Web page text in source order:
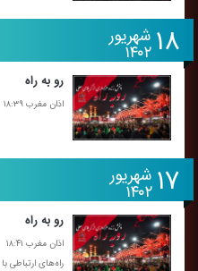
۱۸ شهریور
۱۴۰۲
رو به راه
اذان مغرب ۱۸:۳۹
۱۷ شهریور
۱۴۰۲
رو به راه
اذان مغرب ۱۸:۴۱